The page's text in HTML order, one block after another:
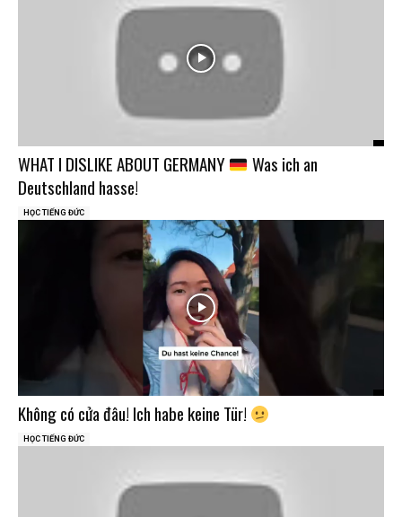
WHAT I DISLIKE ABOUT GERMANY
Was ich an
Deutschland hasse!
HỌC TIẾNG ĐỨC
Không có cửa đâu! Ich habe keine Tür!
HỌC TIẾNG ĐỨC